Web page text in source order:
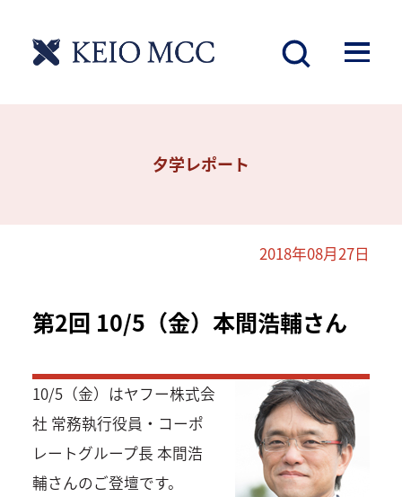
夕学レポート
2018年08月27日
第2回 10/5（金）本間浩輔さん
10/5（金）はヤフー株式会
社 常務執行役員・コーポ
レートグループ長 本間浩
輔さんのご登壇です。